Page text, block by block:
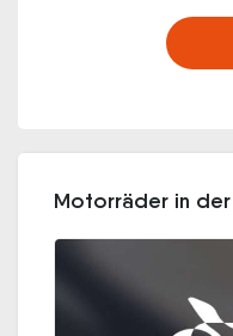
Motorräder in der